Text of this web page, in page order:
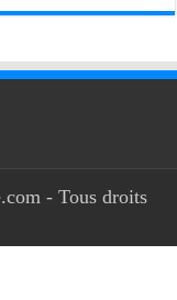
- Tous droits